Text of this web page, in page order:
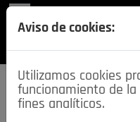
SECCIONES
Aviso de cookies:
Utilizamos cookies
funcionamiento de
fines analíticos.